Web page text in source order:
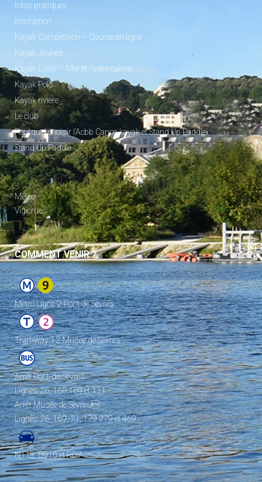
Infos pratiques
Inscription
Kayak Compétition – Course en ligne
Kayak Jeunes
Kayak Loisir – Mer et rivière calme
Kayak Polo
Kayak rivière
Le club
Pourquoi choisir l’Acbb Canoe-kayak et Stand Up Paddle
Stand Up Paddle
_
Météo
Vigicrues
COMMENT VENIR ?
Metro Ligne 9-Pont de Sèvres
Tramway T2-Musée de Sèvres
Arrêt Pont-de-Sèvres
Lignes 26, 160,169 et 171
Arrêt Musée de Sèvres
Lignes 26, 169, 71, 179 279 et 469
N118, D910 et RD7